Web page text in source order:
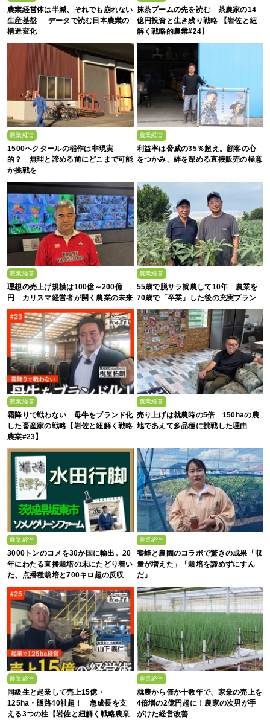
農業経営体は半減、それでも崩れない
生産基盤──データで読む日本農業の
構造変化
抹茶ブームの先を読む 茶農家の14
億円投資と生き残り戦略 【岩佐と紐
解く戦略的農業#24】
農業経営
1500ヘクタールの稲作は非現実
的？ 無理と諦める前にどこまで可能
か挑戦を
農業経営
利益率は脅威の35％超え。顧客の心
をつかみ、絆を深める直接販売の極意
農業経営
理想の売上げ規模は100億～200億
円 カリスマ経営者が開く農業の未来
農業経営
55歳で脱サラ就農して10年 農業を
70歳で「卒業」した後の充実プラン
農業経営
霜降りで戦わない 母牛をブランド化
した畜産家の戦略【岩佐と紐解く戦略
農業#23】
農業経営
売り上げは就農時の5倍 150haの農
地であえて多品種に挑戦した理由
農業経営
3000トンのコメを30か国に輸出。20
年にわたる直播栽培の末にたどり着い
た、点播種栽培と700キロ超の反収
農業経営
養蜂と農園のコラボで驚きの成果「収
量が増えた」「栽培を諦めずにすん
だ」
農業経営
同級生と起業して売上15億・
125ha・販路40社超！ 急成長を支
える3つの柱【岩佐と紐解く戦略農業
農業経営
就農から僅か十数年で、家業の売上を
4倍増の2億円超に！農家の次男が手
がけた経営改善